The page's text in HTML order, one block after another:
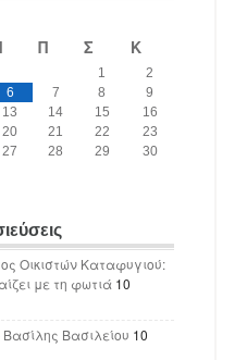
Π Σ Κ
1
2
6 7 8
9
13 14 15
16
20 21 22
23
27 28 29
30
Οικιστών Καταφυγιού:
με τη φωτιά 10
Βασιλείου 10